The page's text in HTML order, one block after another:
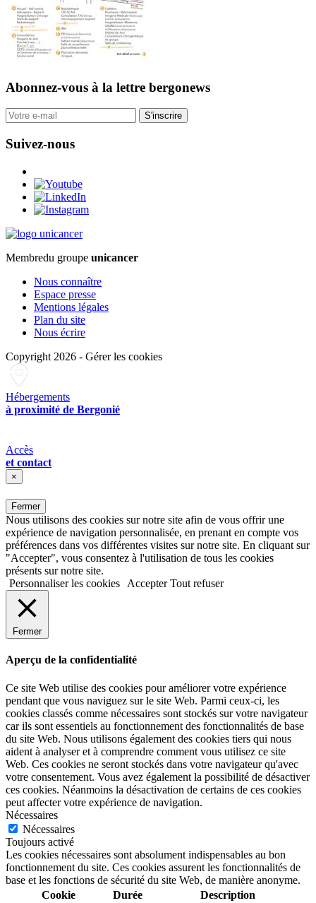
Abonnez-vous à la lettre bergonews
S'inscrire
Suivez-nous
Membredu groupe unicancer
Nous connaître
Espace presse
Mentions légales
Plan du site
Nous écrire
Copyright 2026 - Gérer les cookies
Hébergements
à proximité de Bergonié
Accès
et contact
×
Fermer
Nous utilisons des cookies sur notre site afin de vous offrir une
expérience de navigation personnalisée, en prenant en compte vos
préférences dans vos différentes visites sur notre site. En cliquant sur
"Accepter", vous consentez à l'utilisation de tous les cookies
présents sur notre site.
Personnaliser les cookies
Accepter Tout refuser
Fermer
Aperçu de la confidentialité
Ce site Web utilise des cookies pour améliorer votre expérience
pendant que vous naviguez sur le site Web. Parmi ceux-ci, les
cookies classés comme nécessaires sont stockés sur votre navigateur
car ils sont essentiels au fonctionnement des fonctionnalités de base
du site Web. Nous utilisons également des cookies tiers qui nous
aident à analyser et à comprendre comment vous utilisez ce site
Web. Ces cookies ne seront stockés dans votre navigateur qu'avec
votre consentement. Vous avez également la possibilité de désactiver
ces cookies. Néanmoins la désactivation de certains de ces cookies
peut affecter votre expérience de navigation.
Nécessaires
Nécessaires
Toujours activé
Les cookies nécessaires sont absolument indispensables au bon
fonctionnement du site. Ces cookies assurent les fonctionnalités de
base et les fonctions de sécurité du site Web, de manière anonyme.
Cookie
Durée Description